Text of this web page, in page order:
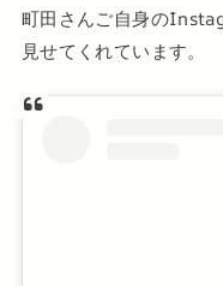
町田さんご自身の
見せてくれています。